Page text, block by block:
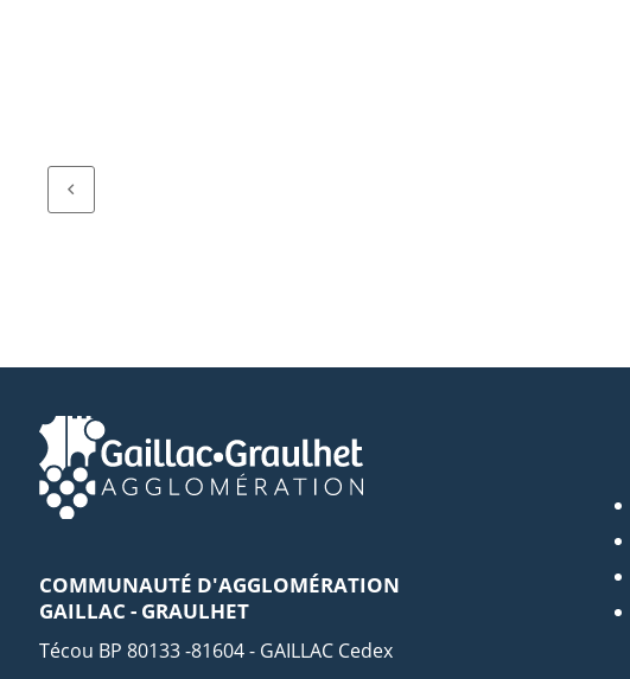
COMMUNAUTÉ D'AGGLOMÉRATION
GAILLAC - GRAULHET
Técou BP 80133 -81604 - GAILLAC Cedex